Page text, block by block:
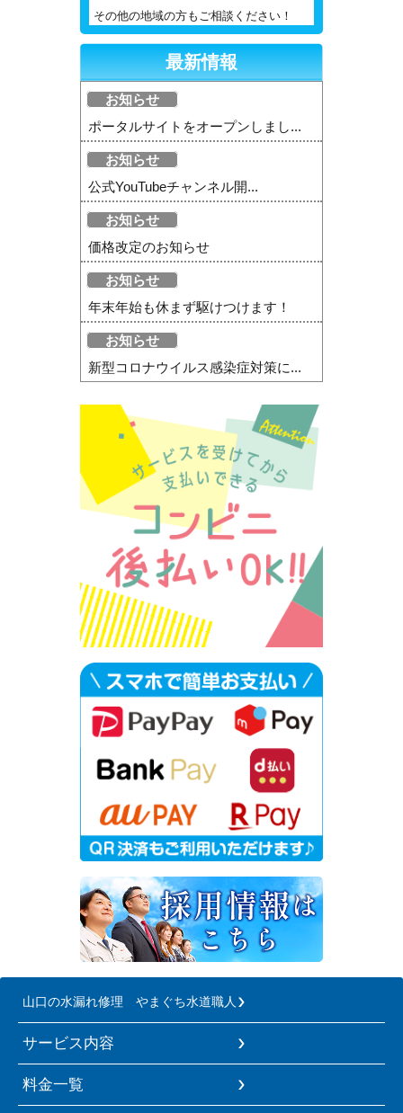
その他の地域の方もご相談ください！
最新情報
お知らせ
ポータルサイトをオープンしまし...
お知らせ
公式YouTubeチャンネル開...
お知らせ
価格改定のお知らせ
お知らせ
年末年始も休まず駆けつけます！
お知らせ
新型コロナウイルス感染症対策に...
山口の水漏れ修理 やまぐち水道職人
サービス内容
料金一覧